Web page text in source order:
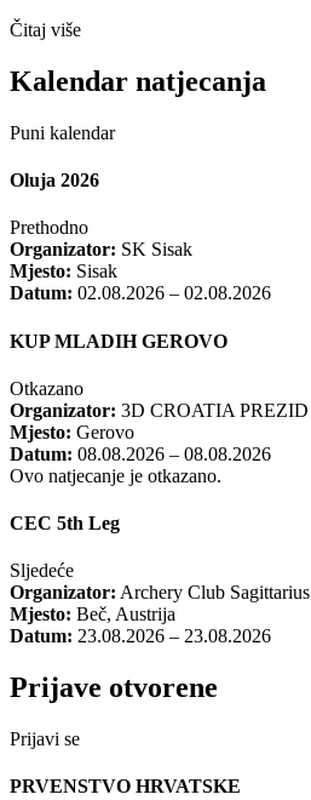
Čitaj više
Kalendar natjecanja
Puni kalendar
Oluja 2026
Prethodno
Organizator: SK Sisak
Mjesto: Sisak
Datum: 02.08.2026 – 02.08.2026
KUP MLADIH GEROVO
Otkazano
Organizator: 3D CROATIA PREZID
Mjesto: Gerovo
Datum: 08.08.2026 – 08.08.2026
Ovo natjecanje je otkazano.
CEC 5th Leg
Sljedeće
Organizator: Archery Club Sagittarius
Mjesto: Beč, Austrija
Datum: 23.08.2026 – 23.08.2026
Prijave otvorene
Prijavi se
PRVENSTVO HRVATSKE